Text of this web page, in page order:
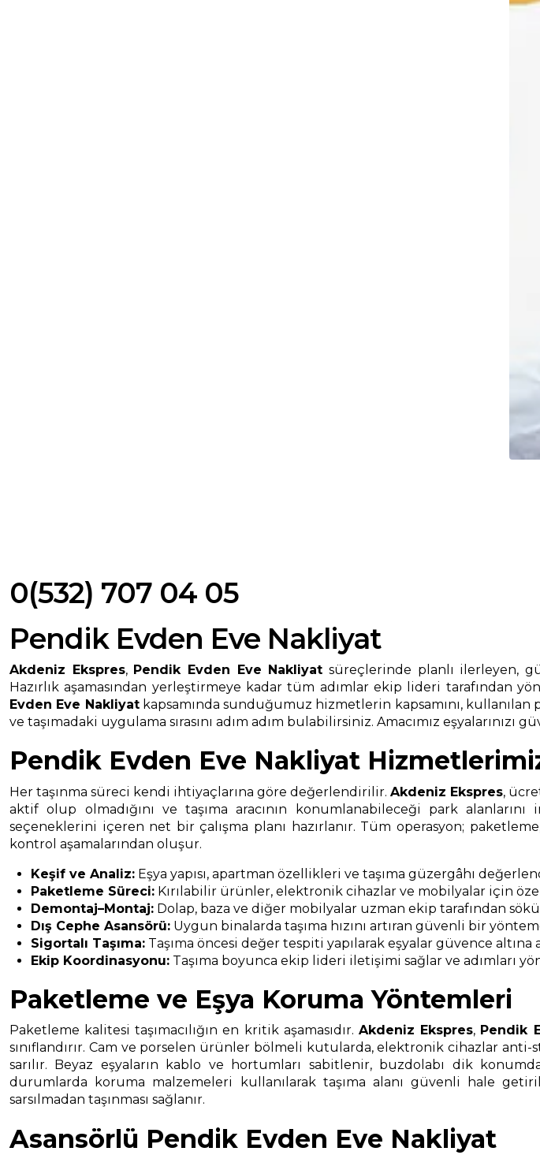
0(532) 707 04 05
Pendik Evden Eve Nakliyat
Akdeniz Ekspres, Pendik Evden Eve Nakliyat süreçlerinde planlı ilerleyen,
Hazırlık aşamasından yerleştirmeye kadar tüm adımlar ekip lideri tarafından
Evden Eve Nakliyatkapsamında sunduğumuz hizmetlerin kapsamını,
ve taşımadaki uygulama sırasını adım adım bulabilirsiniz. Amacımız
Pendik Evden Eve Nakliyat
Her taşınma süreci kendi ihtiyaçlarına göre değerlendirilir.Akdeniz Ekspres,
aktif olup olmadığını ve taşıma aracının konumlanabileceği park
seçeneklerini içeren net bir çalışma planı hazırlanır. Tüm operasyon;
kontrol aşamalarından oluşur.
Keşif ve Analiz: Eşya yapısı, apartman özellikleri ve taşıma güzergâhı
Paketleme Süreci: Kırılabilir ürünler, elektronik cihazlar ve mobilyalar için
Demontaj–Montaj: Dolap, baza ve diğer mobilyalar uzman ekip tarafından
Dış Cephe Asansörü: Uygun binalarda taşıma hızını artıran güvenli bir
Sigortalı Taşıma: Taşıma öncesi değer tespiti yapılarak eşyalar güvence altına
Ekip Koordinasyonu: Taşıma boyunca ekip lideri iletişimi sağlar ve adımları
Paketleme ve Eşya Koruma Yöntemleri
Paketleme kalitesi taşımacılığın en kritik aşamasıdır. Akdeniz Ekspres, Pendik
sınıflandırır. Cam ve porselen ürünler bölmeli kutularda, elektronik cihazlar
sarılır. Beyaz eşyaların kablo ve hortumları sabitlenir, buzdolabı dik
durumlarda koruma malzemeleri kullanılarak taşıma alanı güvenli hale
sarsılmadan taşınması sağlanır.
Asansörlü Pendik Evden Eve Nakliyat